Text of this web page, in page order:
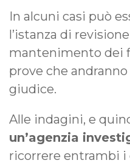
In alcuni casi può
l’istanza di
mantenimento dei
prove che
giudice.
Alle indagini, e
un’agenzia
ricorrere entrambi i